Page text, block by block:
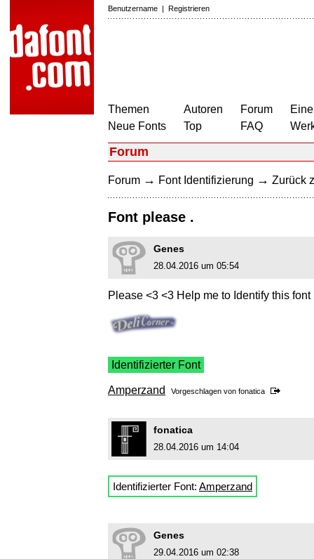
Benutzername | Registrieren
Themen
Neue Fonts
Autoren
Top
Forum
FAQ
Forum
Forum → Font Identifizierung → Zurück
Font please .
Genes
28.04.2016 um 05:54
Please <3 <3 Help me to Identify this font
Identifizierter Font
Amperzand Vorgeschlagen von fonatica
fonatica
28.04.2016 um 14:04
Identifizierter Font: Amperzand
Genes
29.04.2016 um 02:38